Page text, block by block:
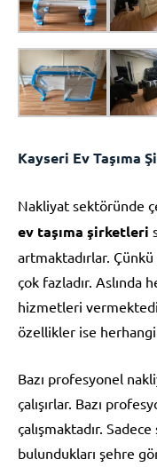
Kayseri Ev Taşıma
Nakliyat sektöründe
ev taşıma şirketleri
artmaktadırlar.
çok fazladır. Aslında
hizmetleri
özellikler ise herhangi
Bazı profesyonel
çalışırlar. Bazı
çalışmaktadır.
bulundukları şehre